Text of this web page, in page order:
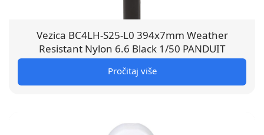
Vezica BC4LH-S25-L0 394x7mm Weather
Resistant Nylon 6.6 Black 1/50 PANDUIT
Pročitaj više